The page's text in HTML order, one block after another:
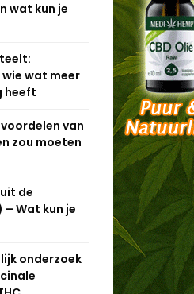
wat kun je
wat meer
heeft
van
zou moeten
de
– Wat kun je
onderzoek